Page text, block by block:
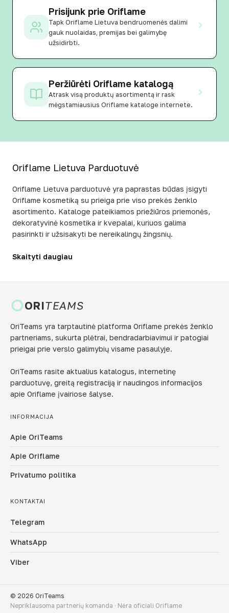
Prisijunk prie Oriflame
Tapk Oriflame Lietuva bendruomenės dalimi
gauk nuolaidas, premijas bei galimybę
užsidirbti.
Peržiūrėti Oriflame katalogą
Atrask visą produktų asortimentą ir rask
mėgstamiausius Oriflame kataloge internete.
Oriflame Lietuva Parduotuvė
Oriflame Lietuva parduotuvė yra paprastas būdas įsigyti
Oriflame kosmetiką su prieiga prie viso prekės ženklo
asortimento. Kataloge pateikiamos priežiūros priemonės,
dekoratyvinė kosmetika ir kvepalai, kuriuos galima
pasirinkti ir užsisakyti be nereikalingų žingsnių.
Skaityti daugiau
ORITEAMS
OriTeams yra tarptautinė platforma Oriflame prekės ženklo
partneriams, sukurta plėtrai, bendradarbiavimui ir patogiai
prieigai prie verslo galimybių visame pasaulyje.
OriTeams rasite aktualius katalogus, internetinę
parduotuvę, greitą registraciją ir naudingos informacijos
apie Oriflame įvairiose šalyse.
INFORMACIJA
Apie OriTeams
Apie Oriflame
Privatumo politika
KONTAKTAI
Telegram
WhatsApp
Viber
© 2026 OriTeams
Nepriklausoma partnerių komanda · Nėra oficiali Oriflame